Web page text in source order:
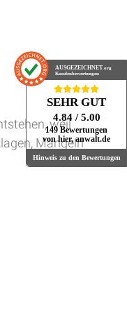
weil
Mängeln
AUSGEZEICHNET .org
Kundenbewertungen
SEHR GUT
4.84 / 5.00
149 Bewertungen
von hier, anwalt.de
Hinweis zu den Bewertungen